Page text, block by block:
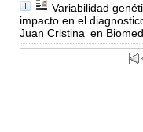
Variabilidad
impacto en el
Juan Cristina en